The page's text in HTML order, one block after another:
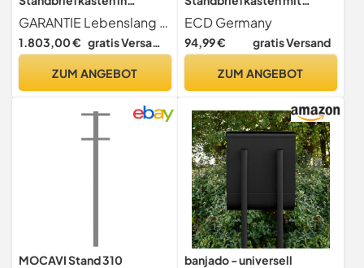
Anthrazitgrau RAL 7016 als 9
Fach Briefkastenanlage DIN
A4 in Postkasten
GARANTIE Lebenslang gegen Durchrostung Liefergarantie für Ersatzteile und Zubehör + entspricht Europäischer Postnorm DIN 13724
1.803,00 € gratis Versand
ZUM ANGEBOT
Zeitungsfach, Design
Briefkasten mit Pfosten,
Standfuß freistehend,
Briefkastenständer Silber
Silber Stahl matt gebürstet
ECD Germany
94,99 € gratis Versand
ZUM ANGEBOT
MOCAVI Stand 310
banjado - universell